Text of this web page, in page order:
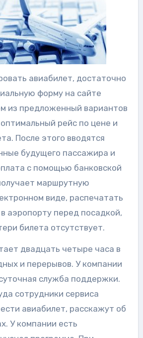
авиабилет, достаточно
форму на сайте
из предложенный вариантов
рейс по цене и
После этого вводятся
будущего пассажира и
с помощью банковской
маршрутную
виде, распечатать
аэропорту перед посадкой,
билета отсутствует.
двадцать четыре часа в
и перерывов. У компании
служба поддержки.
сотрудники сервиса
авиабилет, расскажут об
У компании есть